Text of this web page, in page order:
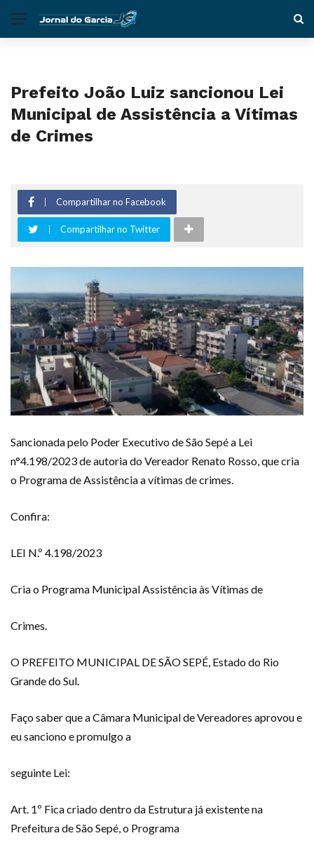
Prefeito João Luiz sancionou Lei
Municipal de Assistência a Vítimas
de Crimes
Compartilhar no Facebook
Compartilhar no Twitter
Sancionada pelo Poder Executivo de São Sepé a Lei
n°4.198/2023 de autoria do Vereador Renato Rosso, que cria
o Programa de Assistência a vítimas de crimes.
Confira:
LEI N.º 4.198/2023
Cria o Programa Municipal Assistência às Vítimas de
Crimes.
O PREFEITO MUNICIPAL DE SÃO SEPÉ, Estado do Rio
Grande do Sul.
Faço saber que a Câmara Municipal de Vereadores aprovou e
eu sanciono e promulgo a
seguinte Lei:
Art. 1º Fica criado dentro da Estrutura já existente na
Prefeitura de São Sepé, o Programa